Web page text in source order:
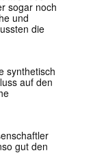
sogar noch
und
die
synthetisch
auf den
gut den